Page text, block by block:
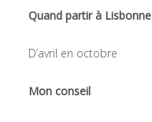
Quand partir à Lisbonne
D’avril en octobre
Mon conseil